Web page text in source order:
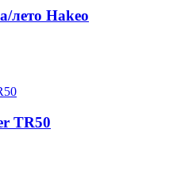
лето Hakeo
TR50